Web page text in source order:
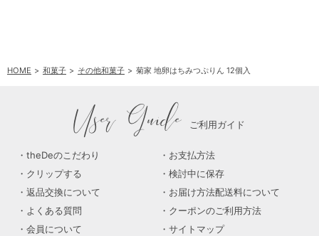
HOME 和菓子 その他和菓子 菊家 地卵はちみつぷりん 12個入
User Guide ご利用ガイド
theDeのこだわり
お支払方法
クリップする
検討中に保存
返品交換について
お届け方法配送料について
よくある質問
クーポンのご利用方法
会員について
サイトマップ